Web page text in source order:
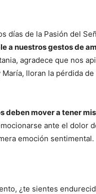
días de la Pasión del
a nuestros gestos de
agradece que nos
lloran la pérdida
deben mover a tener
ante el dolor
emoción sentimental.
¿te sientes